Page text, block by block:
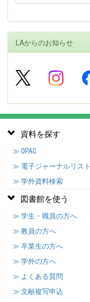
LAからのお知らせ
資料を探す
≫ OPAC
≫ 電子ジャーナルリスト
≫ 学外資料検索
図書館を使う
≫ 学生・職員の方へ
≫ 教員の方へ
≫ 卒業生の方へ
≫ 学外の方へ
≫ よくある質問
≫ 文献複写申込